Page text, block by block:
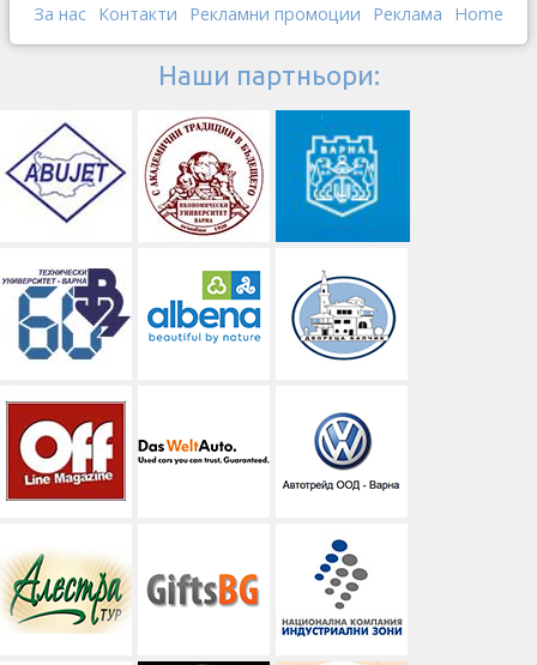
За нас Контакти Рекламни промоции Реклама Home
Наши партньори: